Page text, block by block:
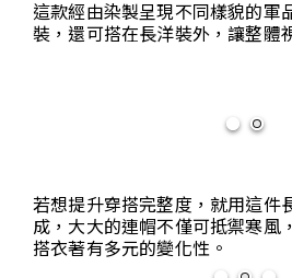
這款經由染製呈現不同樣貌的軍
裝，還可搭在長洋裝外，讓整體
若想提升穿搭完整度，就用這件
成，大大的連帽不僅可抵禦寒風
搭衣著有多元的變化性。